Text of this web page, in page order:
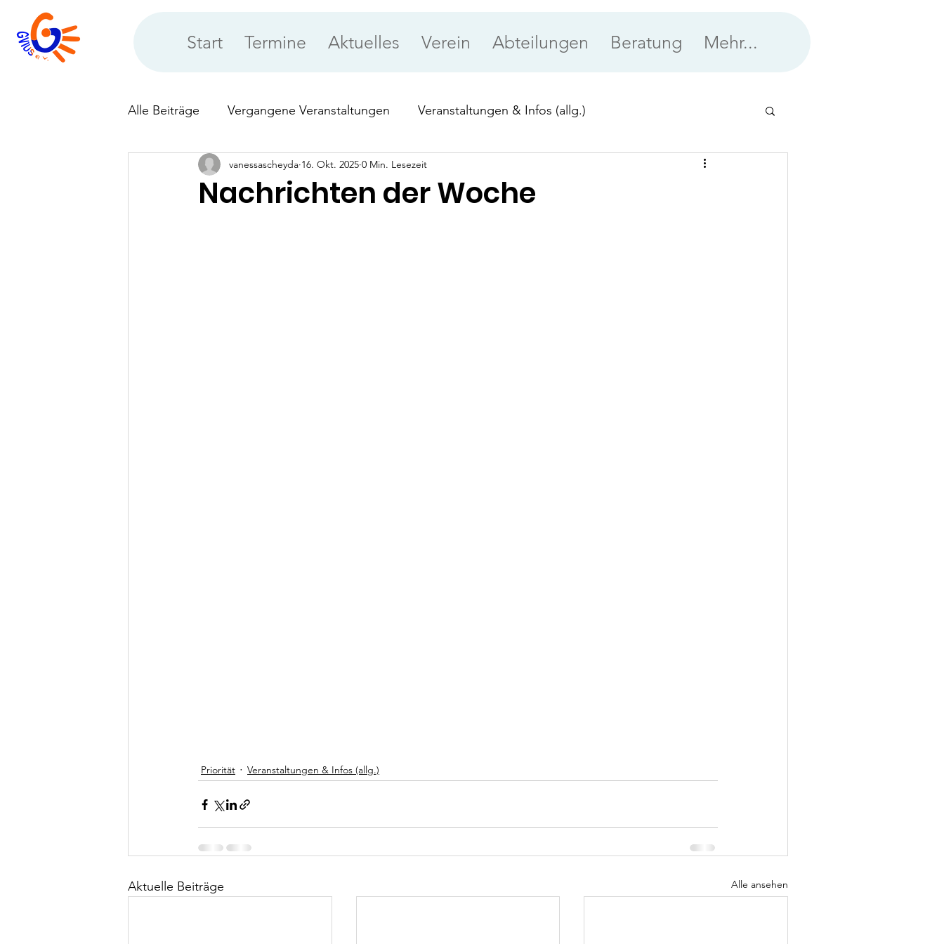
Start Termine Aktuelles Verein Abteilungen Beratung Mehr...
Alle Beiträge Vergangene Veranstaltungen Veranstaltungen & Infos (allg.)
Neues aus der Vereinsberatung Priorität
Nachrichten der Woche
vanessascheyda 16. Okt. 2025 0 Min. Lesezeit
Priorität Veranstaltungen & Infos (allg.)
Aktuelle Beiträge Alle ansehen